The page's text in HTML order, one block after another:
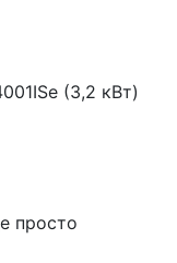
(3,2 кВт)
просто